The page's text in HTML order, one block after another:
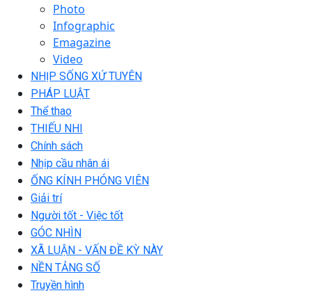
Photo
Infographic
Emagazine
Video
NHỊP SỐNG XỨ TUYÊN
PHÁP LUẬT
Thể thao
THIẾU NHI
Chính sách
Nhịp cầu nhân ái
ỐNG KÍNH PHÓNG VIÊN
Giải trí
Người tốt - Việc tốt
GÓC NHÌN
XÃ LUẬN - VẤN ĐỀ KỲ NÀY
NỀN TẢNG SỐ
Truyền hình